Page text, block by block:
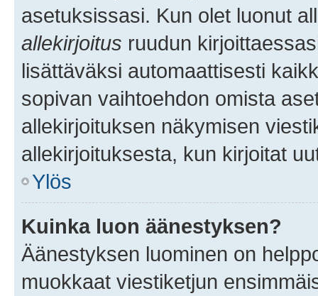
asetuksissasi. Kun olet luonut
allekirjoitus ruudun
lisättäväksi automaattisesti
sopivan vaihtoehdon omista
allekirjoituksen näkymisen
allekirjoituksesta, kun kirjoitat
Ylös
Kuinka luon äänestyksen?
Äänestyksen luominen on
muokkaat viestiketjun